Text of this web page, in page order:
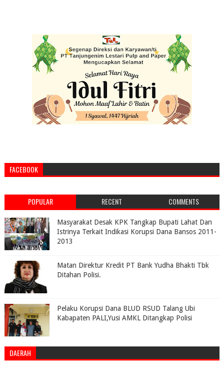
FACEBOOK
POPULAR RECENT COMMENTS
Masyarakat Desak KPK Tangkap Bupati Lahat Dan
Istrinya Terkait Indikasi Korupsi Dana Bansos 2011-
2013
Matan Direktur Kredit PT Bank Yudha Bhakti Tbk
Ditahan Polisi.
Pelaku Korupsi Dana BLUD RSUD Talang Ubi
Kabapaten PALI,Yusi AMKL Ditangkap Polisi
DAERAH